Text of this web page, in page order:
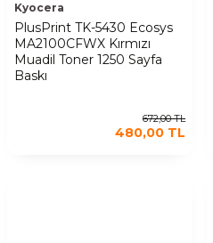
Kyocera
PlusPrint TK-5430 Ecosys
MA2100CFWX Kırmızı
Muadil Toner 1250 Sayfa
Baskı
672,00TL
480,00 TL